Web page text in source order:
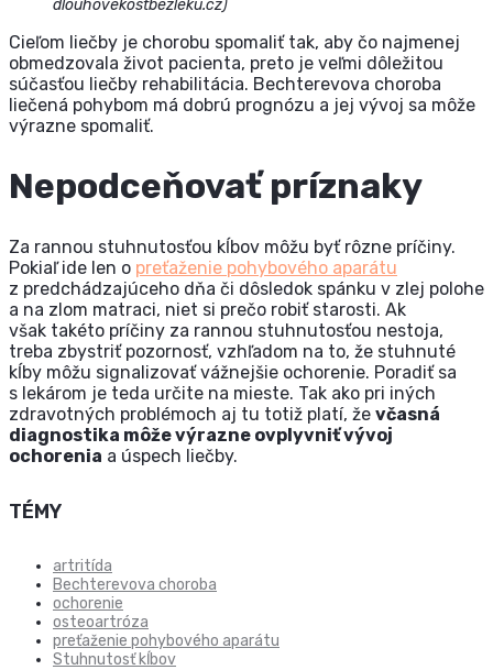
dlouhovekostbezleku.cz)
Cieľom liečby je chorobu spomaliť tak, aby čo najmenej
obmedzovala život pacienta, preto je veľmi dôležitou
súčasťou liečby rehabilitácia. Bechterevova choroba
liečená pohybom má dobrú prognózu a jej vývoj sa môže
výrazne spomaliť.
Nepodceňovať príznaky
Za rannou stuhnutosťou kĺbov môžu byť rôzne príčiny.
Pokiaľ ide len o preťaženie pohybového aparátu
z predchádzajúceho dňa či dôsledok spánku v zlej polohe
a na zlom matraci, niet si prečo robiť starosti. Ak
však takéto príčiny za rannou stuhnutosťou nestoja,
treba zbystriť pozornosť, vzhľadom na to, že stuhnuté
kĺby môžu signalizovať vážnejšie ochorenie. Poradiť sa
s lekárom je teda určite na mieste. Tak ako pri iných
zdravotných problémoch aj tu totiž platí, že včasná
diagnostika môže výrazne ovplyvniť vývoj
ochorenia a úspech liečby.
TÉMY
artritída
Bechterevova choroba
ochorenie
osteoartróza
preťaženie pohybového aparátu
Stuhnutosť kĺbov